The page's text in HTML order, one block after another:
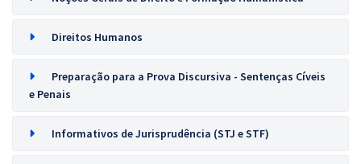
Direitos Humanos
Preparação para a Prova Discursiva - Sentenças Cíveis
e Penais
Informativos de Jurisprudência (STJ e STF)